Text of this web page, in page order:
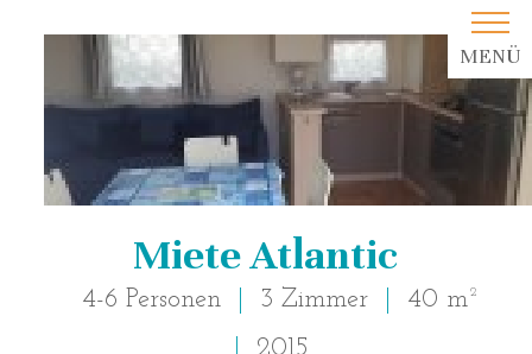
MENÜ
Miete Atlantic
4-6 Personen 3 Zimmer
40 m²
2015